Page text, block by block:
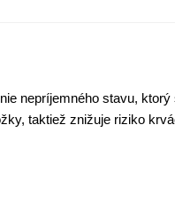
nepríjemného stavu,
taktiež znižuje riziko